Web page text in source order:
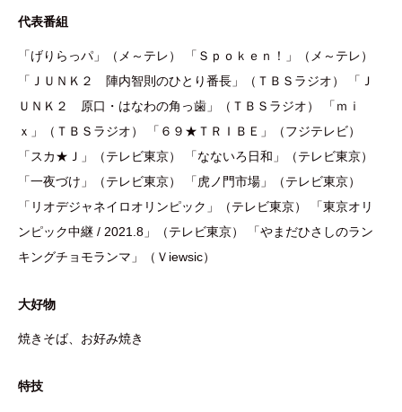
代表番組
「げりらっパ」（メ～テレ） 「Ｓｐｏｋｅｎ！」（メ～テレ）
「ＪＵＮＫ２ 陣内智則のひとり番長」（ＴＢＳラジオ） 「Ｊ
ＵＮＫ２ 原口・はなわの角っ歯」（ＴＢＳラジオ） 「ｍｉ
ｘ」（ＴＢＳラジオ） 「６９★ＴＲＩＢＥ」（フジテレビ）
「スカ★Ｊ」（テレビ東京） 「なないろ日和」（テレビ東京）
「一夜づけ」（テレビ東京） 「虎ノ門市場」（テレビ東京）
「リオデジャネイロオリンピック」（テレビ東京） 「東京オリ
ンピック中継 / 2021.8」（テレビ東京） 「やまだひさしのラン
キングチョモランマ」（Ｖiewsic）
大好物
焼きそば、お好み焼き
特技